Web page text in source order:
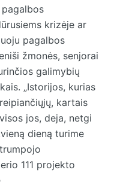
krizėje ar
pagalbos
žmonės, senjorai
galimybių
„Istorijos, kurias
kartais
jos, deja, netgi
dieną turime
111 projekto